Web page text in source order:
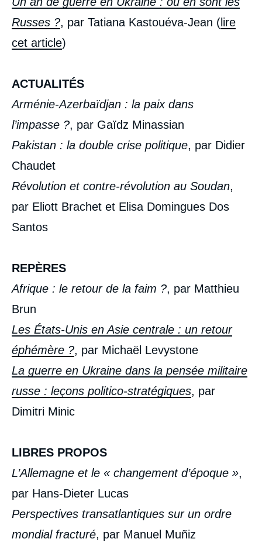
Russes ?, par Tatiana Kastouéva-Jean (lire
cet article)
ACTUALITÉS
Arménie-Azerbaïdjan : la paix dans
l’impasse ?, par Gaïdz Minassian
Pakistan : la double crise politique, par Didier
Chaudet
Révolution et contre-révolution au Soudan,
par Eliott Brachet et Elisa Domingues Dos
Santos
REPÈRES
Afrique : le retour de la faim ?, par Matthieu
Brun
Les États-Unis en Asie centrale : un retour
éphémère ?, par Michaël Levystone
La guerre en Ukraine dans la pensée militaire
russe : leçons politico-stratégiques, par
Dimitri Minic
LIBRES PROPOS
L’Allemagne et le « changement d’époque »,
par Hans-Dieter Lucas
Perspectives transatlantiques sur un ordre
mondial fracturé, par Manuel Muñiz
Russie/Ukraine, un an après », Sommaires
(présentation du numéro), Ifri, 8 mars 2023.